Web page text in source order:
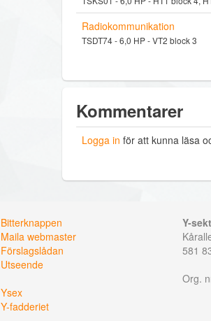
Radiokommunikation
TSDT74 - 6,0 HP - VT2 block 3
Kommentarer
Logga in för att kunna läsa
Bitterknappen
Maila webmaster
Förslagslådan
Utseende
Ysex
Y-fadderiet
Y-
581
Org.